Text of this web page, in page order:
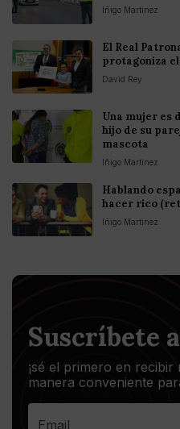
Iñigo Martinez
El Real
protagoniza
David Rey
Una mujer es
hijo de su
mascota
Iñigo Martinez
Hablando
hacer rico
Iñigo Martinez
Suscríbete
¡sé el primero en
manera conveniente